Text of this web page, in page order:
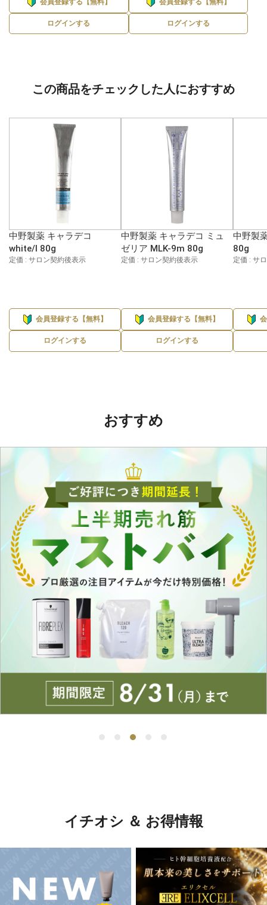
会員登録する【無料】
ログインする
会員登録する【無料】
ログインする
この商品をチェックした人におすすめ
中野製薬 キャラデコ
white/l 80g
定価 : サロン契約後表示
会員登録する【無料】
ログインする
中野製薬 キャラデコ ミュ
ゼリア MLK-9m 80g
定価 : サロン契約後表示
会員登録する【無料】
ログインする
中野製
80g
定価 : サ
おすすめ
イチオシ ＆ お得情報